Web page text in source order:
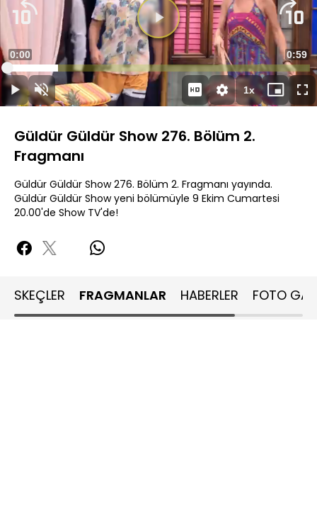
Videoyu
Oynat
OynatSesi
Aç
Süre
0:00
Süre
0:59
Yüklendi:
16.92%
1xOynatma
Hızı
Mini
oynatıcı
Güldür Güldür Show 276. Bölüm 2.
Fragmanı
Güldür Güldür Show 276. Bölüm 2. Fragmanı yayında.
Güldür Güldür Show yeni bölümüyle 9 Ekim Cumartesi
20.00'de Show TV'de!
SKEÇLER FRAGMANLAR HABERLER FOTO